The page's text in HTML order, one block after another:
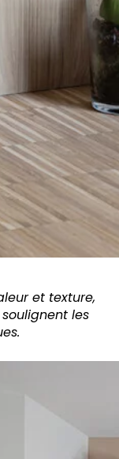
et texture,
les